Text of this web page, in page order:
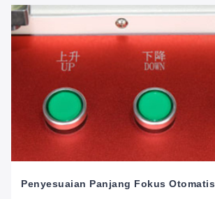
Penyesuaian Panjang Fokus Otomatis